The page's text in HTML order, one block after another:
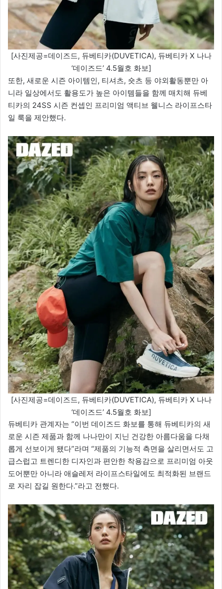
[사진제공=데이즈드, 듀베티카(DUVETICA), 듀베티카 X 나나
‘데이즈드’ 4.5월호 화보]
또한, 새로운 시즌 아이템인, 티셔츠, 숏츠 등 야외활동뿐만 아
니라 일상에서도 활용도가 높은 아이템들을 함께 매치해 듀베
티카의 24SS 시즌 컨셉인 프리미엄 액티브 웰니스 라이프스타
일 룩을 제안했다.
[사진제공=데이즈드, 듀베티카(DUVETICA), 듀베티카 X 나나
‘데이즈드’ 4.5월호 화보]
듀베티카 관계자는 “이번 데이즈드 화보를 통해 듀베티카의 새
로운 시즌 제품과 함께 나나만이 지닌 건강한 아름다움을 다채
롭게 선보이게 됐다”라며 “제품의 기능적 측면을 살리면서도 고
급스럽고 트렌디한 디자인과 편안한 착용감으로 프리미엄 아웃
도어뿐만 아니라 애슬레저 라이프스타일에도 최적화된 브랜드
로 자리 잡길 원한다.”라고 전했다.